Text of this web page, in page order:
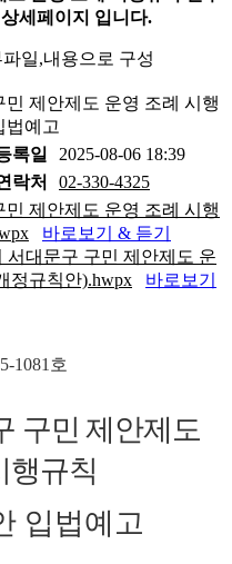
세페이지 입니다.
일,내용으로 구성
제안제도 운영 조례 시행
법예고
록일
2025-08-06 18:39
락처 02-330-4325
제안제도 운영 조례 시행
바로보기 & 듣기
서대문구 구민 제안제도 운
정규칙안).hwpx
바로보기
1081 호
구민 제안제도
행규칙
입법예고